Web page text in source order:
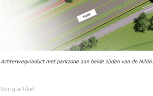
Achterwegviaduct met parkzone aan beide zijden van de
Vorig artikel